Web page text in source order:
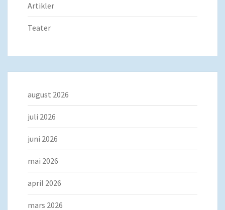
Artikler
Teater
august 2026
juli 2026
juni 2026
mai 2026
april 2026
mars 2026